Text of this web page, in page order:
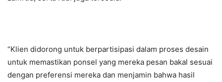
“Klien didorong untuk berpartisipasi dalam proses desain
untuk memastikan ponsel yang mereka pesan bakal sesuai
dengan preferensi mereka dan menjamin bahwa hasil